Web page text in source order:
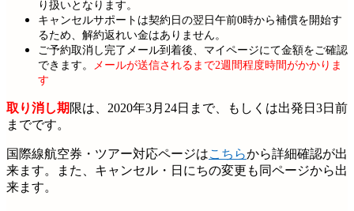
り扱いとなります。
キャンセルサポートは契約日の翌日午前0時から補償を開始す
るため、解約返れい金はありません。
ご予約取消し完了メール到着後、マイページにて金額をご確認
できます。
メールが送信されるまで2週間程度時間がかかりま
す
取り消し期 限は、2020年3月24日まで、もしくは出発日3日前
までです。
国際線航空券・ツアー対応ページはこちらから詳細確認が出
来ます。また、キャンセル・日にちの変更も同ページから出
来ます。